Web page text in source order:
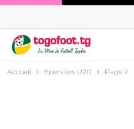
Accueil Eperviers U20 Page 2